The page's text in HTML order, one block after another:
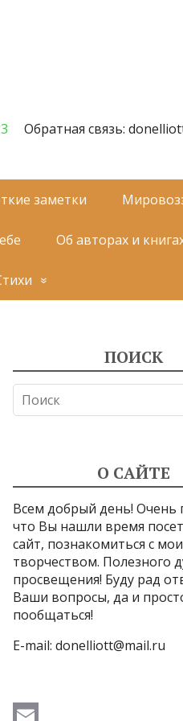
Обратная связь:
заметки
Об авторах и
ПОИСК
О САЙТЕ
Всем добрый день! Очень
что Вы нашли время
сайт, познакомиться с
творчеством. Полезного
просвещения! Буду рад
Ваши вопросы, да и
пообщаться!
E-mail: donelliott@mail.ru